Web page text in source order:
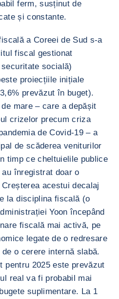
ferm, susținut de
și constante.
a Coreei de Sud s-a
fiscal gestionat
socială)
proiecțiile inițiale
prevăzut în buget).
mare – care a depășit
crizelor precum criza
de Covid-19 – a
de scăderea veniturilor
timp ce cheltuielile publice
înregistrat doar o
acestui decalaj
la disciplina fiscală (o
Yoon începând
fiscală mai activă, pe
legate de o redresare
o cerere internă slabă.
pentru 2025 este prevăzut
real va fi probabil mai
suplimentare. La 1